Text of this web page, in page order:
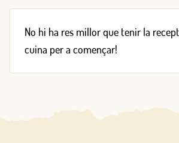
No hi ha res millor que tenir la
cuina per a començar!